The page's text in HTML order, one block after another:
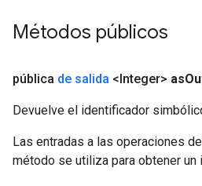
Métodos públicos
pública de salida <Integer> as
Devuelve el identificador
Las entradas a las operaciones
método se utiliza para obtener